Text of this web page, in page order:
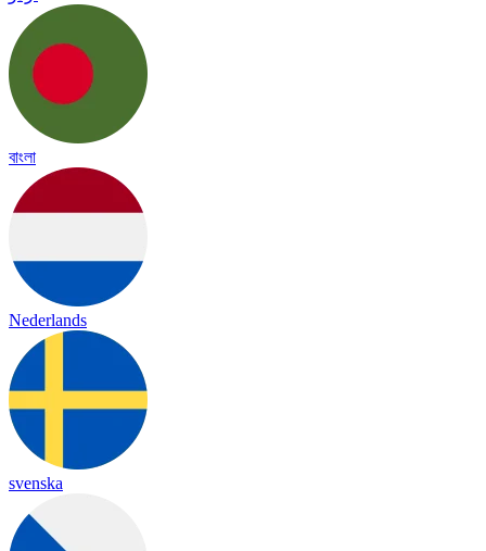
বাংলা
Nederlands
svenska